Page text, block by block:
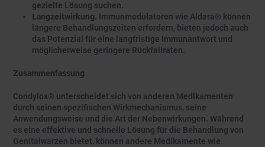
gezielte Lösung suchen.
Langzeitwirkung. Immunmodulatoren wie Aldara® können
längere Behandlungszeiten erfordern, bieten jedoch auch
das Potenzial für eine langfristige Immunantwort und
möglicherweise geringere Rückfallraten.
Zusammenfassung
Condylox® unterscheidet sich von anderen Medikamenten
durch seinen spezifischen Wirkmechanismus, seine
Anwendungsweise und die Art der Nebenwirkungen. Während
es eine effektive und schnelle Lösung für die Behandlung von
Genitalwarzen bietet, können andere Medikamente wie